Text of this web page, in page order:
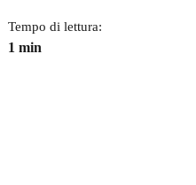
Tempo di lettura:
1 min